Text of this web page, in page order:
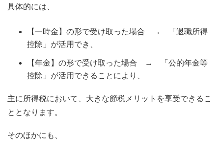
具体的には、
【一時金】の形で受け取った場合 → 「退職所得
控除」が活用でき、
【年金】の形で受け取った場合 → 「公的年金等
控除」が活用できることにより、
主に所得税において、大きな節税メリットを享受できるこ
ととなります。
そのほかにも、